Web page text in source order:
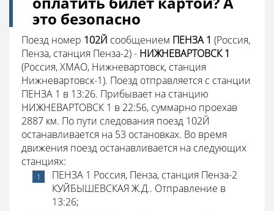
это безопасно
Поезд номер 102Й сообщением ПЕНЗА 1 (Россия,
Пенза, станция Пенза-2) - НИЖНЕВАРТОВСК 1
(Россия, ХМАО, Нижневартовск, станция
Нижневартовск-1). Поезд отправляется с станции
ПЕНЗА 1 в 13:26. Прибывает на станцию
НИЖНЕВАРТОВСК 1 в 22:56, суммарно проехав
2887 км. По пути следования поезд 102Й
останавливается на 53 остановках. Во время
движения поезд останавливается на следующих
станциях:
ПЕНЗА 1 Россия, Пенза, станция Пенза-2
КУЙБЫШЕВСКАЯ Ж.Д.. Отправление в
13:26;